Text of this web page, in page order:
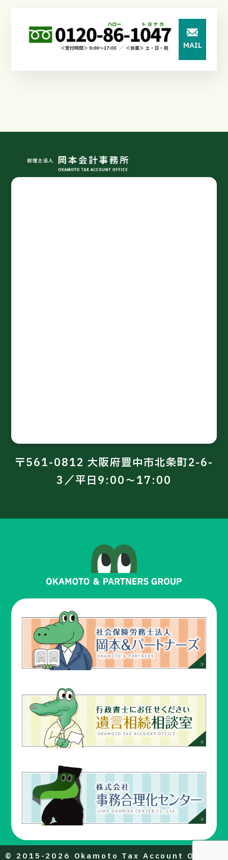
MAIL
〒561-0812 大阪府豊中市北条町2-6-
3／平日9:00～17:00
© 2015-2026 Okamoto Tax Account Office.